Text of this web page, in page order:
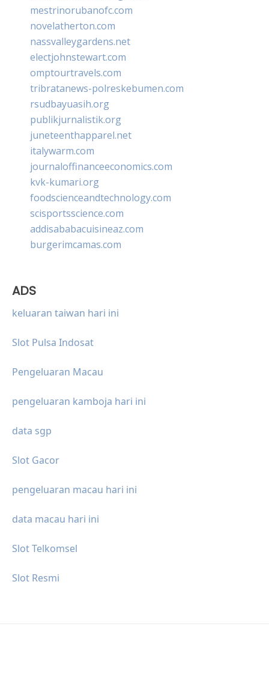
mestrinorubanofc.com
novelatherton.com
nassvalleygardens.net
electjohnstewart.com
omptourtravels.com
tribratanews-polreskebumen.com
rsudbayuasih.org
publikjurnalistik.org
juneteenthapparel.net
italywarm.com
journaloffinanceeconomics.com
kvk-kumari.org
foodscienceandtechnology.com
scisportsscience.com
addisababacuisineaz.com
burgerimcamas.com
ADS
keluaran taiwan hari ini
Slot Pulsa Indosat
Pengeluaran Macau
pengeluaran kamboja hari ini
data sgp
Slot Gacor
pengeluaran macau hari ini
data macau hari ini
Slot Telkomsel
Slot Resmi